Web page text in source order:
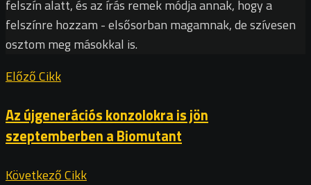
felszín alatt, és az írás remek módja annak, hogy a
felszínre hozzam - elsősorban magamnak, de szívesen
osztom meg másokkal is.
Előző Cikk
Az újgenerációs konzolokra is jön
szeptemberben a Biomutant
Következő Cikk